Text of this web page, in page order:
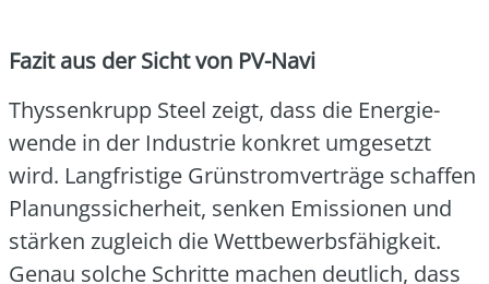
Fazit aus der Sicht von PV-Navi
Thys­sen­krupp Steel zeigt, dass die Ener­gie­
wen­de in der Indus­trie kon­kret umge­setzt
wird. Lang­fris­ti­ge Grün­strom­ver­trä­ge schaf­fen
Pla­nungs­si­cher­heit, sen­ken Emis­sio­nen und
stär­ken zugleich die Wett­be­werbs­fä­hig­keit.
Genau sol­che Schrit­te machen deut­lich, dass